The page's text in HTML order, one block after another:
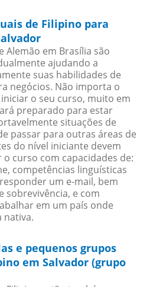
de Filipino para
Alemão em Brasília são
ajudando a
suas habilidades de
negócios. Não importa o
o seu curso, muito em
preparado para estar
situações de
passar para outras áreas de
do nível iniciante devem
curso com capacidades de:
competências linguísticas
um e-mail, bem
sobrevivência, e com
em um país onde
nativa.
e pequenos grupos
em Salvador (grupo